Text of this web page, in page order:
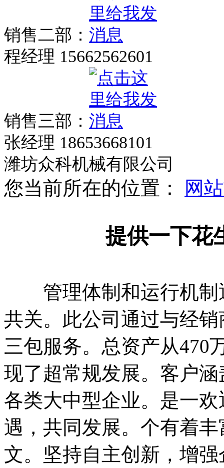
销售二部：
程经理 15662562601
销售三部：
张经理 18653668101
潍坊众科机械有限公司
您当前所在的位置： 网
提供一下花
管理体制和运行机制
共关。此公司通过与经
三包服务。总资产从470
现了超常规发展。客户
各类大中型企业。是一
遇，共同发展。个有着
文。坚持自主创新，增